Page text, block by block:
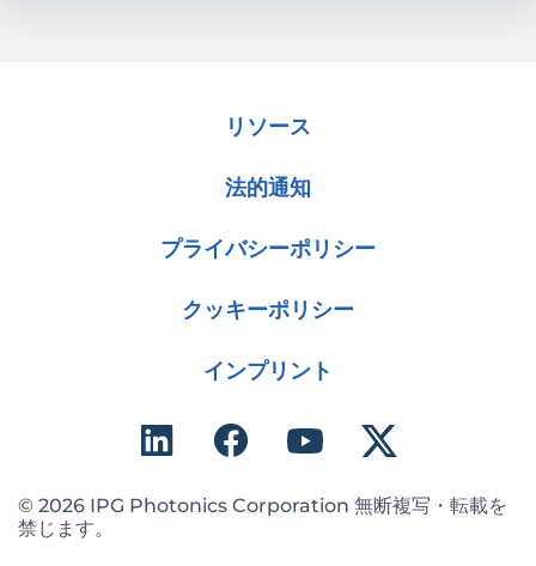
リソース
法的通知
プライバシーポリシー
クッキーポリシー
インプリント
© 2026 IPG Photonics Corporation 無断複写・転載を
禁じます。